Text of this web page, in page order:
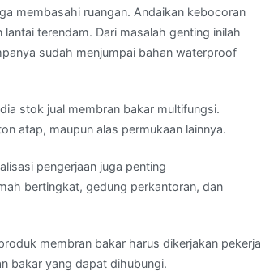
membasahi ruangan. Andaikan kebocoran
terendam. Dari masalah genting inilah
sudah menjumpai bahan waterproof
stok jual membran bakar multifungsi.
atap, maupun alas permukaan lainnya.
pengerjaan juga penting
bertingkat, gedung perkantoran, dan
membran bakar harus dikerjakan pekerja
bakar yang dapat dihubungi.